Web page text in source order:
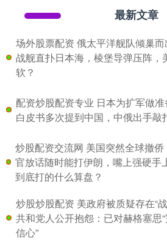
最新文章
场外股票配资 俄太平洋舰队倾巢
战舰直扑日本海，棱堡导弹压阵，
软？
配资炒股配资专业 日本为扩军做准
白皮书多次提到中国，中俄出手敲
炒股配资交流网 美国突然全球撤侨
官放话随时能打伊朗，嘴上强硬手
到底打的什么算盘？
炒股炒股配资 美政府被质疑存在“战
共和党人公开抱怨：已对赫格塞思
信心”